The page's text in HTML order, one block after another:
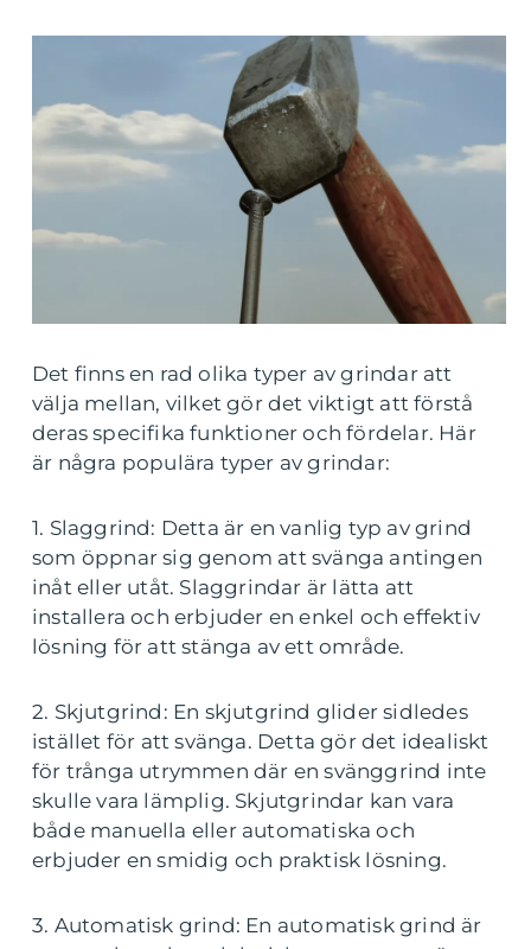
Det finns en rad olika typer av grindar att
välja mellan, vilket gör det viktigt att förstå
deras specifika funktioner och fördelar. Här
är några populära typer av grindar:
1. Slaggrind: Detta är en vanlig typ av grind
som öppnar sig genom att svänga antingen
inåt eller utåt. Slaggrindar är lätta att
installera och erbjuder en enkel och effektiv
lösning för att stänga av ett område.
2. Skjutgrind: En skjutgrind glider sidledes
istället för att svänga. Detta gör det idealiskt
för trånga utrymmen där en svänggrind inte
skulle vara lämplig. Skjutgrindar kan vara
både manuella eller automatiska och
erbjuder en smidig och praktisk lösning.
3. Automatisk grind: En automatisk grind är